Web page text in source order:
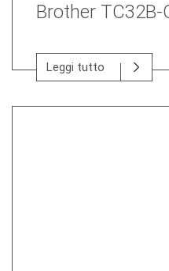
Brother TC32B-
Leggi tutto